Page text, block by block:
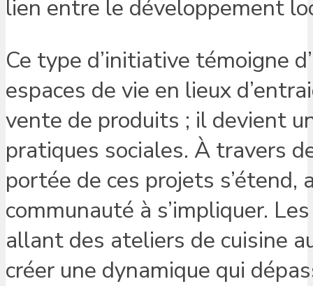
lien entre le développement
Ce type d’initiative témoigne
espaces de vie en lieux
vente de produits ; il devient
pratiques sociales. À travers
portée de ces projets
communauté à s’impliquer.
allant des ateliers de cuisine
créer une dynamique qui